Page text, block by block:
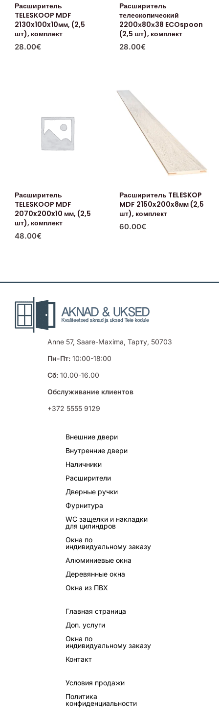
Расширитель
TELESKOOP MDF
2130x100x10мм, (2,5
шт), комплект
28.00€
Расширитель
телескопический
2200х80х38 ECOspoon
(2,5 шт), комплект
28.00€
Расширитель
TELESKOOP MDF
2070x200x10 мм, (2,5
шт), комплект
48.00€
Расширитель TELESKOP
MDF 2150x200x8мм (2,5
шт), комплект
60.00€
Anne 57, Saare-Maxima, Тарту, 50703
Пн-Пт:10:00-18:00
Сб:10.00-16.00
Обслуживание клиентов
+372 5555 9129
Внешние двери
Внутренние двери
Наличники
Расширители
Дверные ручки
Фурнитура
WC защелки и накладки
для цилиндров
Окна по
индивидуальному заказу
Алюминиевые окна
Деревянные окна
Окна из ПВХ
Главная страница
Доп. услуги
Окна по
индивидуальному заказу
Контакт
Условия продажи
Политика
конфиденциальности